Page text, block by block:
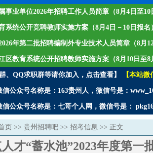
事业单位2026年招聘工作人员简章（8月4日至10
系统公开竞聘教师实施方案（8月4日－10日报名
年第二批招聘编制外专业技术人员简章（8月
区教育系统公开招聘教师实施方案（8月10日至8
、QQ求职群等请你加入，点击查看】 【本站
信公众号名称是：163贵州人，微信号是：
信公众号名称是：七哥个人网，微信号是：
页 >> 贵州招聘吧 >> 招考信息 >> 正文
才“蓄水池”2023年度第